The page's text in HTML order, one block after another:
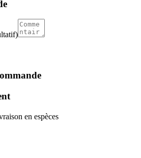
en espèces